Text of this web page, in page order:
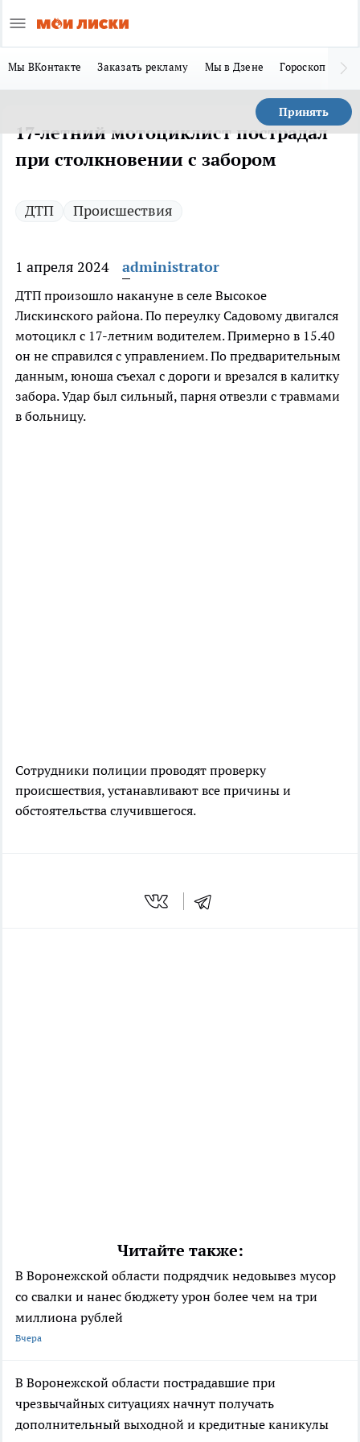
Мы ВКонтакте Заказать рекламу Мы в Дзене Гороскоп
Принять
17-летний мотоциклист пострадал
при столкновении с забором
ДТП Происшествия
1 апреля 2024 administrator
ДТП произошло накануне в селе Высокое
Лискинского района. По переулку Садовому двигался
мотоцикл с 17-летним водителем. Примерно в 15.40
он не справился с управлением. По предварительным
данным, юноша съехал с дороги и врезался в калитку
забора. Удар был сильный, парня отвезли с травмами
в больницу.
Сотрудники полиции проводят проверку
происшествия, устанавливают все причины и
обстоятельства случившегося.
Читайте также:
В Воронежской области подрядчик недовывез мусор
со свалки и нанес бюджету урон более чем на три
миллиона рублей
Вчера
В Воронежской области пострадавшие при
чрезвычайных ситуациях начнут получать
дополнительный выходной и кредитные каникулы